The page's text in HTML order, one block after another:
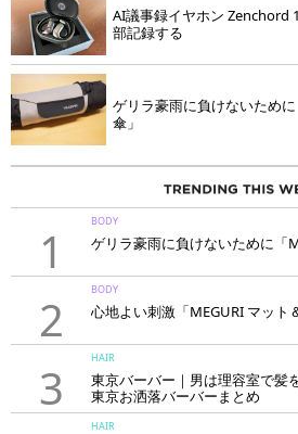
AI議事録イヤホン Zenchord
部記録する
ゲリラ豪雨に負けないため
傘」
1
BODY
ゲリラ豪雨に負けないために「
2
BODY
心地よい刺激「MEGURI マット
3
HAIR
東京バーバー｜男は理容室で髪
東京お洒落バーバーまとめ
HAIR